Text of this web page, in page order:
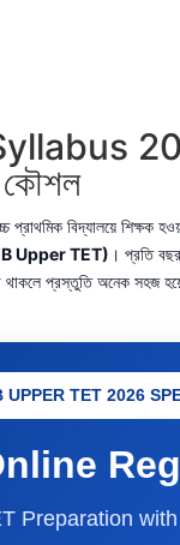
কৌশল
বিদ্যালয়ে শিক্ষক
Upper TET) । প্রতি
থাকলে প্রস্তুতি অনেক সহজ
UPPER TET 2026
Preparation